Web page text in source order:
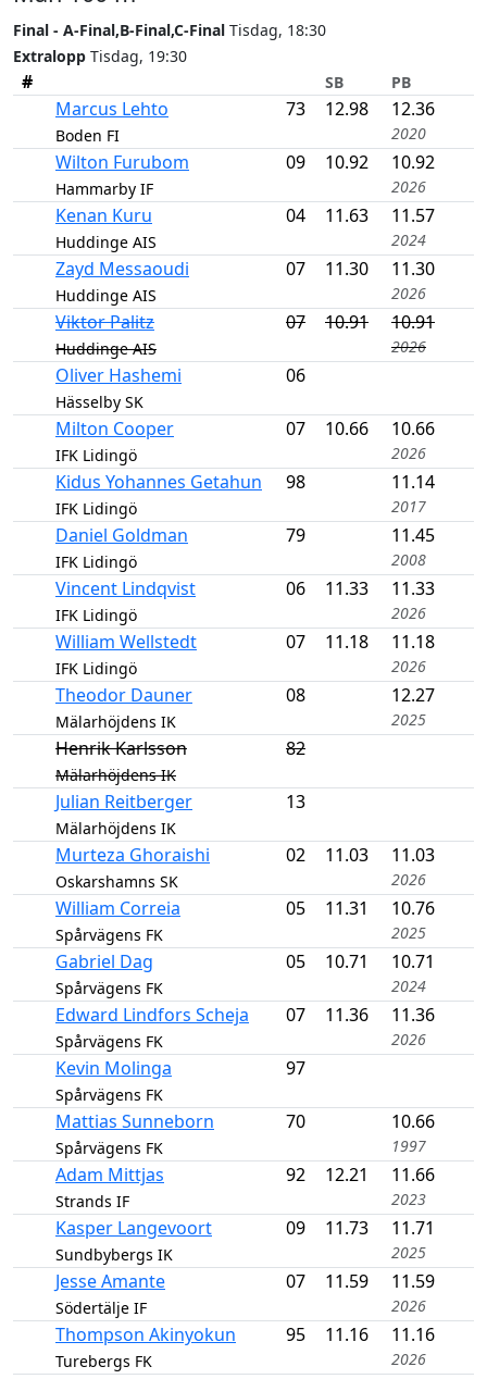
Final - A-Final,B-Final,C-Final Tisdag, 18:30
Extralopp Tisdag, 19:30
# SB PB
Marcus Lehto
Boden FI
73 12.98 12.36
2020
Wilton Furubom
Hammarby IF
09 10.92 10.92
2026
Kenan Kuru
Huddinge AIS
04 11.63 11.57
2024
Zayd Messaoudi
Huddinge AIS
07 11.30 11.30
2026
Viktor Palitz
Huddinge AIS
07 10.91 10.91
2026
Oliver Hashemi
Hässelby SK
06
Milton Cooper
IFK Lidingö
07 10.66 10.66
2026
Kidus Yohannes Getahun
IFK Lidingö
98 11.14
2017
Daniel Goldman
IFK Lidingö
79 11.45
2008
Vincent Lindqvist
IFK Lidingö
06 11.33 11.33
2026
William Wellstedt
IFK Lidingö
07 11.18 11.18
2026
Theodor Dauner
Mälarhöjdens IK
08 12.27
2025
Henrik Karlsson
Mälarhöjdens IK
82
Julian Reitberger
Mälarhöjdens IK
13
Murteza Ghoraishi
Oskarshamns SK
02 11.03 11.03
2026
William Correia
Spårvägens FK
05 11.31 10.76
2025
Gabriel Dag
Spårvägens FK
05 10.71 10.71
2024
Edward Lindfors Scheja
Spårvägens FK
07 11.36 11.36
2026
Kevin Molinga
Spårvägens FK
97
Mattias Sunneborn
Spårvägens FK
70 10.66
1997
Adam Mittjas
Strands IF
92 12.21 11.66
2023
Kasper Langevoort
Sundbybergs IK
09 11.73 11.71
2025
Jesse Amante
Södertälje IF
07 11.59 11.59
2026
Thompson Akinyokun
Turebergs FK
95 11.16 11.16
2026